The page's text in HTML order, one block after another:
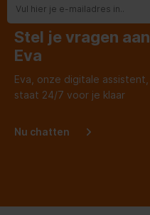
Stel je vragen aan
Eva
Eva, onze digitale assistent,
staat 24/7 voor je klaar
Nu chatten